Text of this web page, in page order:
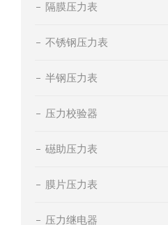
隔膜压力表
不锈钢压力表
半钢压力表
压力校验器
礠助压力表
膜片压力表
压力继电器